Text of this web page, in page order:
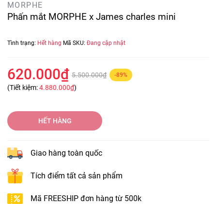
MORPHE
Phấn mắt MORPHE x James charles mini
Tình trạng: Hết hàng Mã SKU: Đang cập nhật
620.000₫ 5.500.000₫ -89%
(Tiết kiệm:4.880.000₫)
HẾT HÀNG
Giao hàng toàn quốc
Tích điểm tất cả sản phẩm
Mã FREESHIP đơn hàng từ 500k